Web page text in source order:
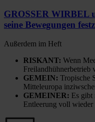
GROSSER WIRBEL
seine Bewegungen
Außerdem im Heft
RISKANT: Wenn
Freilandhühnerbetrieb
GEMEIN: Tropische
Mitteleuropa
GEMEINER: Es gibt
Entleerung voll